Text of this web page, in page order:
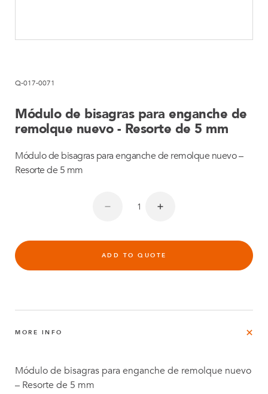
Q-017-0071
Módulo de bisagras para enganche de
remolque nuevo - Resorte de 5 mm
Módulo de bisagras para enganche de remolque nuevo –
Resorte de 5 mm
ADD TO QUOTE
MORE INFO
Módulo de bisagras para enganche de remolque nuevo
– Resorte de 5 mm